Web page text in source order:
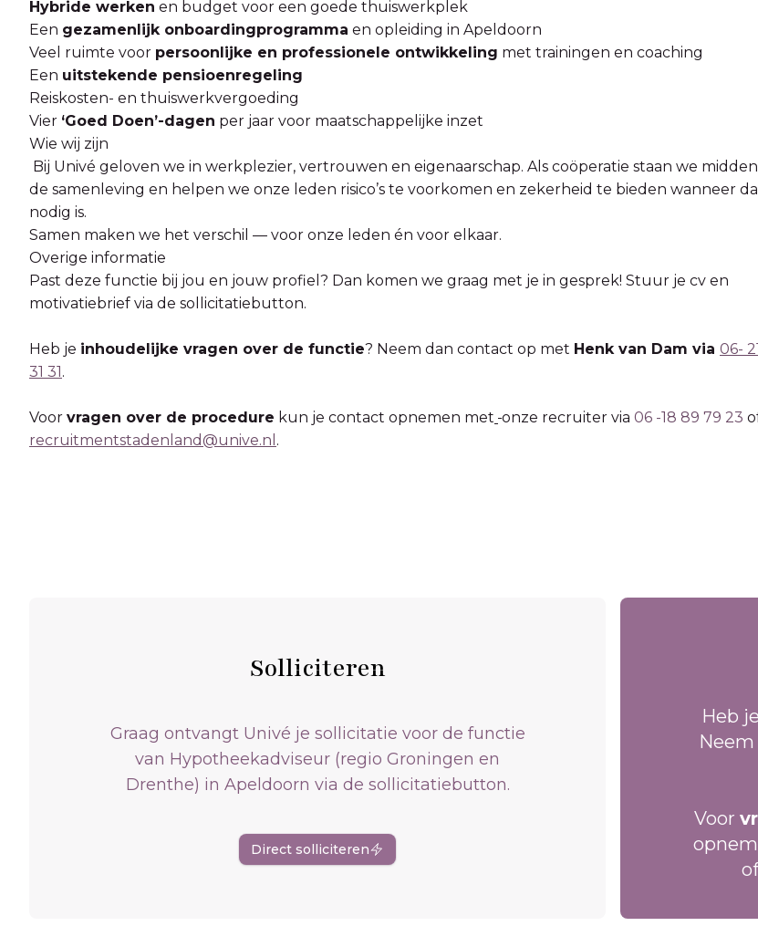
Hybride werken en budget voor een goede thuiswerkplek
Een gezamenlijk onboardingprogramma en opleiding in Apeldoorn
Veel ruimte voor persoonlijke en professionele ontwikkeling met trainingen en coaching
Een uitstekende pensioenregeling
Reiskosten- en thuiswerkvergoeding
Vier ‘Goed Doen’-dagen per jaar voor maatschappelijke inzet
Wie wij zijn
Bij Univé geloven we in werkplezier, vertrouwen en eigenaarschap. Als coöperatie staan we
de samenleving en helpen we onze leden risico’s te voorkomen en zekerheid te bieden wanneer
nodig is.
Samen maken we het verschil — voor onze leden én voor elkaar.
Overige informatie
Past deze functie bij jou en jouw profiel? Dan komen we graag met je in gesprek! Stuur je cv en
motivatiebrief via de sollicitatiebutton.
Heb je inhoudelijke vragen over de functie? Neem dan contact op met Henk van Dam via 06-
31 31.
Voor vragen over de procedure kun je contact opnemen met onze recruiter via 06 -18 89 79 23
recruitmentstadenland@unive.nl .
Solliciteren
Graag ontvangt Univé je sollicitatie voor de functie
van Hypotheekadviseur (regio Groningen en
Drenthe) in Apeldoorn via de sollicitatiebutton.
Direct solliciteren
Heb je
Voor